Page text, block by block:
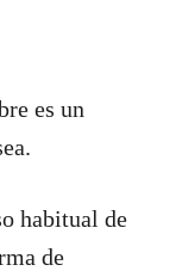
es un
habitual de
de